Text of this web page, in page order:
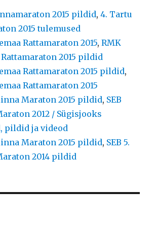
2015 pildid,4. Tartu
2015 tulemused
Rattamaraton 2015,RMK
2015 pildid
Rattamaraton 2015 pildid,
Rattamaraton 2015
Maraton 2015 pildid, SEB
2012 / Sügisjooks
pildid ja videod
Maraton 2015 pildid, SEB 5.
2014 pildid